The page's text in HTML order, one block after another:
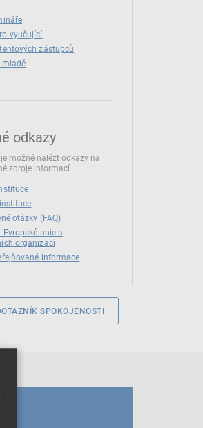
vyučující
zástupců
mladé
odkazy
možné nalézt odkazy na
zdroje informací
otázky (FAQ)
unie a
organizací
informace
SPOKOJENOSTI